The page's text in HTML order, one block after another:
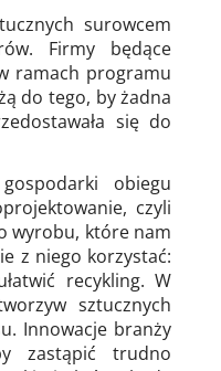
surowcem
Firmy będące
ramach programu
do tego, by żadna
się do
obiegu
czyli
wyrobu, które nam
z niego korzystać:
recykling. W
sztucznych
Innowacje branży
zastąpić trudno